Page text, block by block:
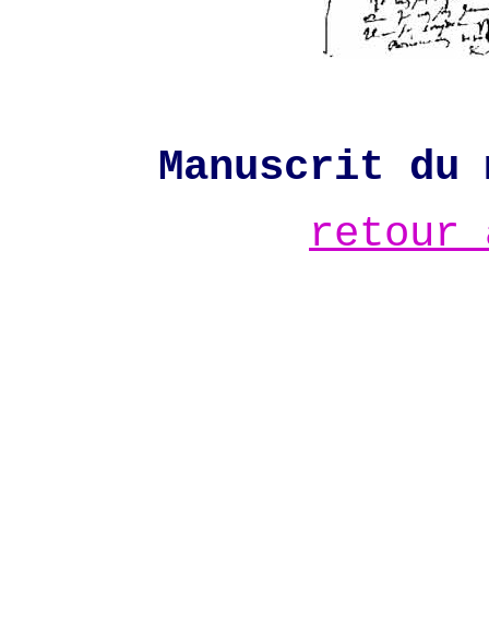
Manuscrit
retour